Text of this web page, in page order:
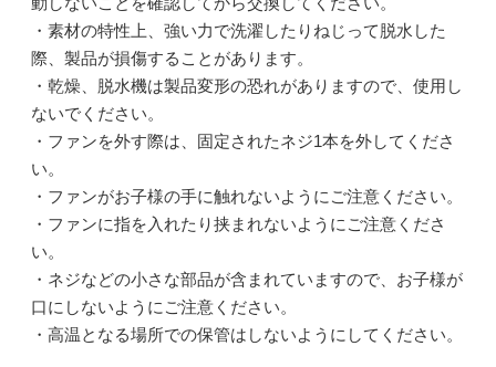
・素材の特性上、強い力で洗濯したりねじって脱水した
際、製品が損傷することがあります。
・乾燥、脱水機は製品変形の恐れがありますので、使用し
ないでください。
・ファンを外す際は、固定されたネジ1本を外してくださ
い。
・ファンがお子様の手に触れないようにご注意ください。
・ファンに指を入れたり挟まれないようにご注意くださ
い。
・ネジなどの小さな部品が含まれていますので、お子様が
口にしないようにご注意ください。
・高温となる場所での保管はしないようにしてください。